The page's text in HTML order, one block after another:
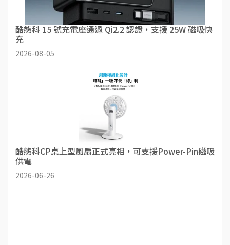
酷態科 15 號充電座通過 Qi2.2 認證，支援 25W 磁吸快
充
2026-08-05
酷態科CP桌上型風扇正式亮相，可支援Power-Pin磁吸
供電
2026-06-26